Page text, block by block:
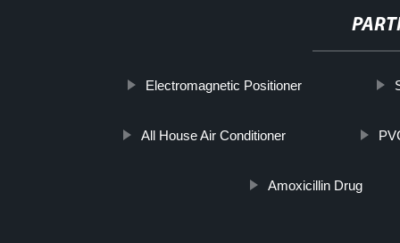
Electromagnetic Positioner
All House Air Conditioner
Amoxicillin Drug